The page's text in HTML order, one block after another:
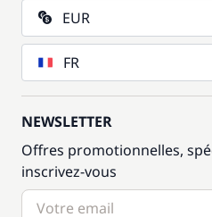
EUR
FR
NEWSLETTER
Offres promotionnelles,
inscrivez-vous